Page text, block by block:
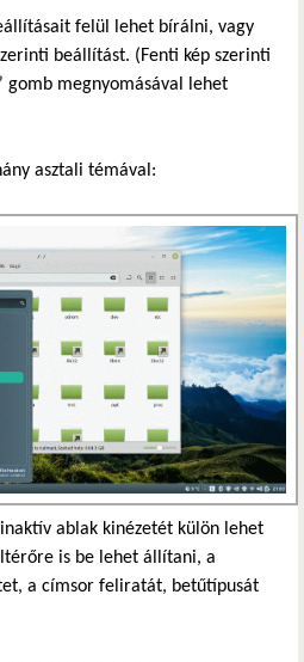
felül lehet bírálni, vagy
beállítást. (Fenti kép szerinti
gomb megnyomásával lehet
asztali témával:
ablak kinézetét külön lehet
is be lehet állítani, a
a címsor feliratát, betűtípusát